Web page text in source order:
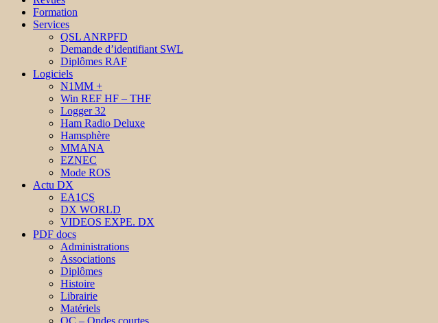
Formation
Services
QSL ANRPFD
Demande d’identifiant SWL
Diplômes RAF
Logiciels
N1MM +
Win REF HF – THF
Logger 32
Ham Radio Deluxe
Hamsphère
MMANA
EZNEC
Mode ROS
Actu DX
EA1CS
DX WORLD
VIDEOS EXPE. DX
PDF docs
Administrations
Associations
Diplômes
Histoire
Librairie
Matériels
OC – Ondes courtes